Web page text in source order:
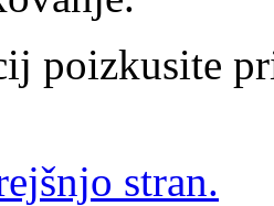
poizkusite
stran.